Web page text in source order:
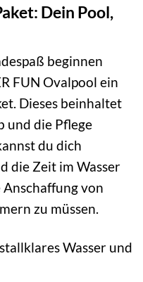
Dein Pool,
beginnen
FUN Ovalpool ein
Dieses beinhaltet
und die Pflege
du dich
die Zeit im Wasser
von
zu müssen.
Wasser und